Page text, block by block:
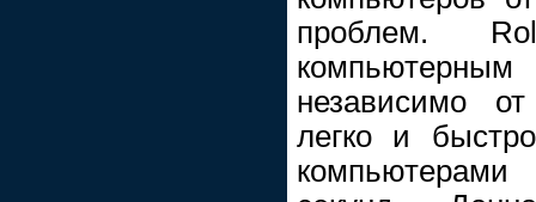
проблем.
независимо
легко и